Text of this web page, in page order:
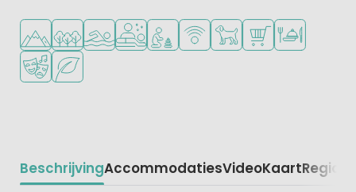
Ligt in de heuvels/bergen
Ligt in een bosrijke omgeving
Openlucht zwembad
Wellnessfaciliteiten
Aanbevolen voor jonge kinderen
WiFi beschikbaar
Huisdieren toegestaan
Campingwinkel/
Restaurant of
Animatieprogramma
Groene ligging
BeschrijvingAccommodatiesVideoKaartRegio